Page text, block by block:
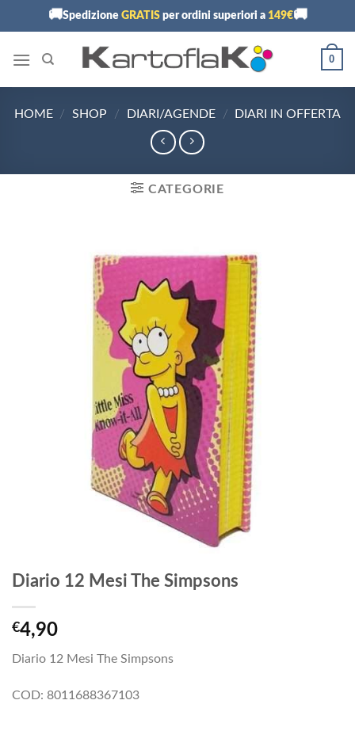
🚚Spedizione GRATISper ordini superiori a 149€🚚
0
HOME / SHOP / DIARI/AGENDE / DIARI IN OFFERTA
CATEGORIE
Diario 12 Mesi The Simpsons
€4,90
Diario 12 Mesi The Simpsons
COD: 8011688367103